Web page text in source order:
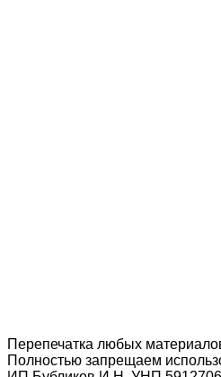
Перепечатка любых
Полностью запрещаем